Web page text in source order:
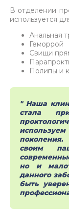
В отделении
используется
Анальная
Геморрой
Свищи
Полипы и
" Наша
стала
своим
но и
данного
быть